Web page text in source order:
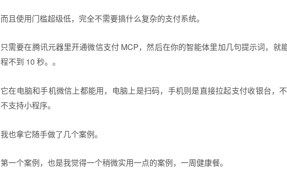
而且使用门槛超级低，完全不需要搞什么复杂的支付系统。
只需要在腾讯元器里开通微信支付 MCP，然后在你的智能体里加几句提示词，就
程不到 10 秒。。
它在电脑和手机微信上都能用，电脑上是扫码，手机则是直接拉起支付收银台，
不支持小程序。
我也拿它随手做了几个案例。
第一个案例，也是我觉得一个稍微实用一点的案例，一周健康餐。